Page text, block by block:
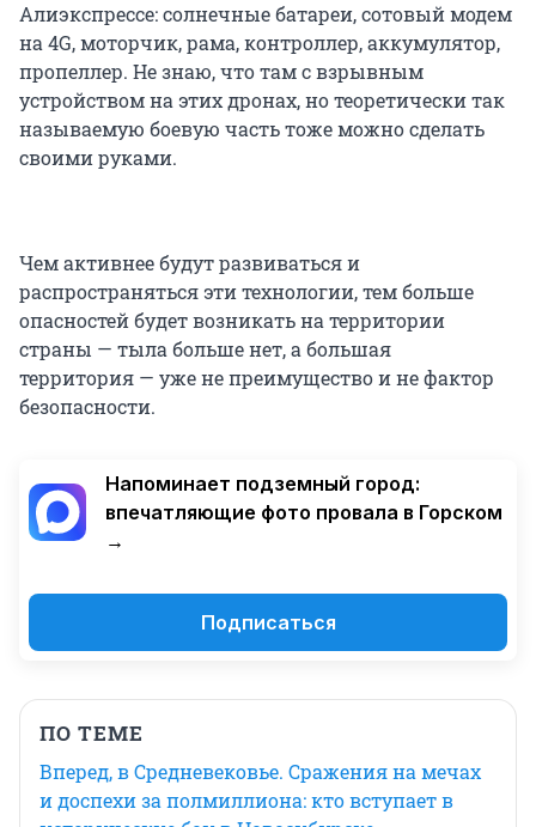
Алиэкспрессе: солнечные батареи, сотовый модем
на 4G, моторчик, рама, контроллер, аккумулятор,
пропеллер. Не знаю, что там с взрывным
устройством на этих дронах, но теоретически так
называемую боевую часть тоже можно сделать
своими руками.
Чем активнее будут развиваться и
распространяться эти технологии, тем больше
опасностей будет возникать на территории
страны — тыла больше нет, а большая
территория — уже не преимущество и не фактор
безопасности.
Напоминает подземный город:
впечатляющие фото провала в Горском
→
Подписаться
ПО ТЕМЕ
Вперед, в Средневековье. Сражения на мечах
и доспехи за полмиллиона: кто вступает в